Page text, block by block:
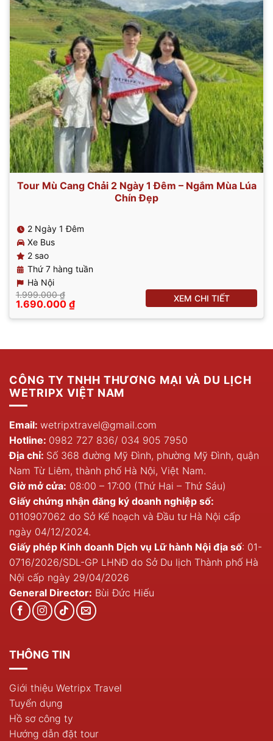
Tour Mù Cang Chải 2 Ngày 1 Đêm – Ngắm Mùa Lúa
Chín Đẹp
2 Ngày 1 Đêm
Xe Bus
2 sao
Thứ 7 hàng tuần
Hà Nội
1.999.000₫
Giá
là:
1.690.000 ₫Giá
hiện
tại
XEM CHI TIẾT
CÔNG TY TNHH THƯƠNG MẠI VÀ DU LỊCH
WETRIPX VIỆT NAM
Email: wetripxtravel@gmail.com
Hotline: 0982 727 836/ 034 905 7950
Địa chỉ: Số 368 đường Mỹ Đình, phường Mỹ Đình, quận
Nam Từ Liêm, thành phố Hà Nội, Việt Nam.
Giờ mở cửa: 08:00 – 17:00 (Thứ Hai – Thứ Sáu)
Giấy chứng nhận đăng ký doanh nghiệp số:
0110907062 do Sở Kế hoạch và Đầu tư Hà Nội cấp
ngày 04/12/2024.
Giấy phép Kinh doanh Dịch vụ Lữ hành Nội địa số: 01-
0716/2026/SDL-GP LHNĐ do Sở Du lịch Thành phố Hà
Nội cấp ngày 29/04/2026
General Director: Bùi Đức Hiếu
THÔNG TIN
Giới thiệu Wetripx Travel
Tuyển dụng
Hồ sơ công ty
Hướng dẫn đặt tour